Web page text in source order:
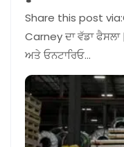
Share this post
Carney ਦਾ ਵੱਡਾ
ਅਤੇ ਓਨਟਾਰਿਓ…